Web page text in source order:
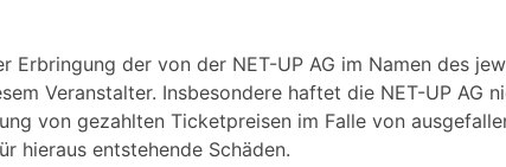
Erbringung der von der NET-UP AG im Namen des
Veranstalter. Insbesondere haftet die NET-UP AG
von gezahlten Ticketpreisen im Falle von
hieraus entstehende Schäden.